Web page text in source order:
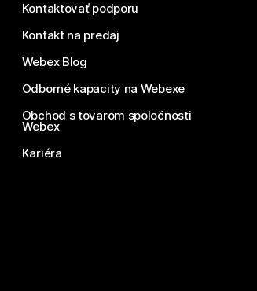
Kontaktovať podporu
Kontakt na predaj
Webex Blog
Odborné kapacity na Webexe
Obchod s tovarom spoločnosti
Webex
Kariéra